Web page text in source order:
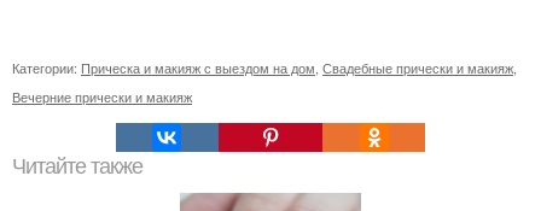
Категории: Прическа и макияж с выездом на дом Свадебные прически и макияж
Вечерние прически и макияж
Читайте также